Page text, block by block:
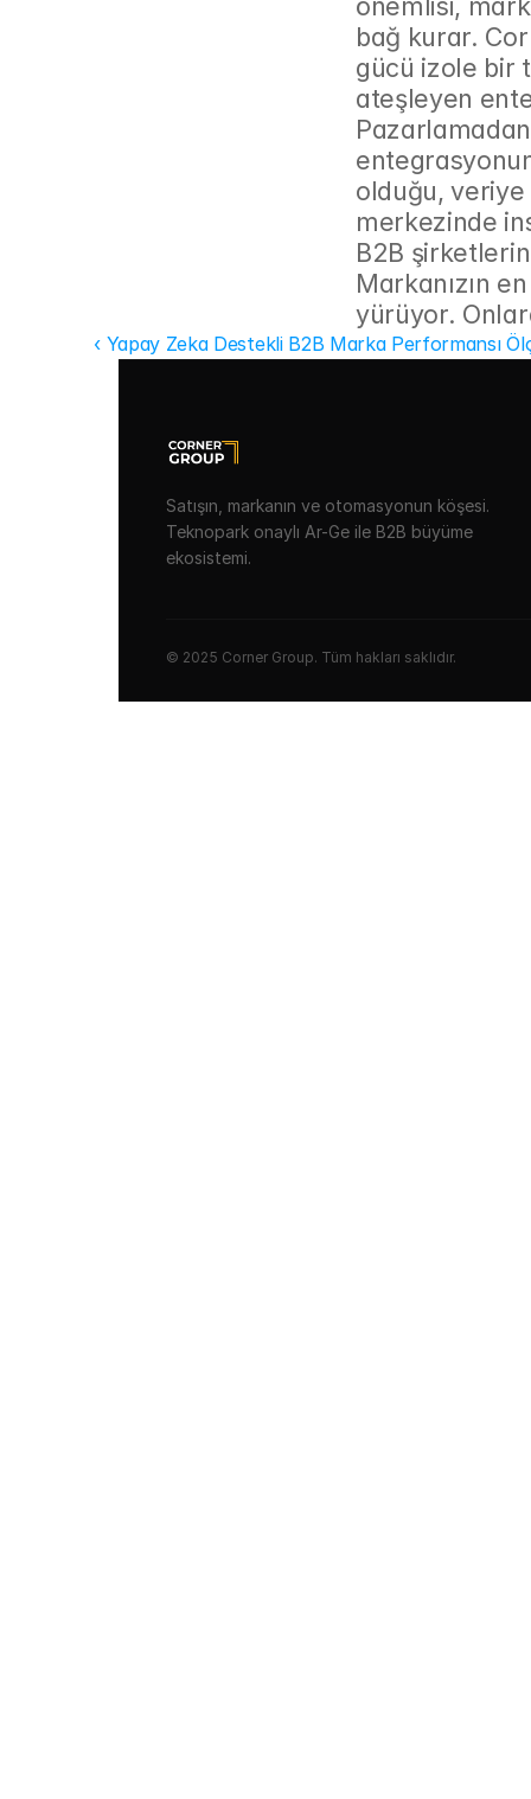
bağ kurar.
gücü izole bir
ateşleyen
olduğu,
merkezinde
B2B
Markanızın
yürüyor.
‹ Yapay Zeka Destekli B2B Marka Performansı
Satışın, markanın ve otomasyonun köşesi.
Teknopark onaylı Ar-Ge ile B2B büyüme
ekosistemi.
© 2025 Corner Group. Tüm hakları saklıdır.